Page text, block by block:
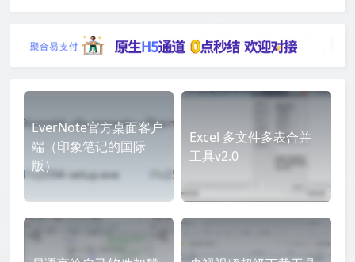
EverNote官方桌面客户
端（印象笔记的国际
版）
Excel 多文件多表合并
工具v2.0